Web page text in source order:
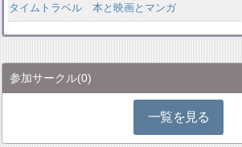
タイムトラベル 本と映画とマンガ
参加サークル(0)
一覧を見る